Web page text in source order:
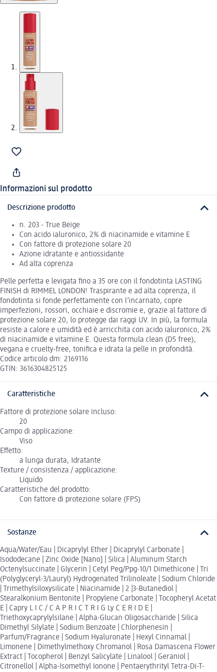
Informazioni sul prodotto
Descrizione prodotto
n. 203 - True Beige
Con acido ialuronico, 2% di niacinamide e vitamine E
Con fattore di protezione solare 20
Azione idratante e antiossidante
Ad alta coprenza
Pelle perfetta e levigata fino a 35 ore con il fondotinta LASTING
FINISH di RIMMEL LONDON! Traspirante e ad alta coprenza, il
fondotinta si fonde perfettamente con l’incarnato, copre
imperfezioni, rossori, occhiaie e discromie e, grazie al fattore di
protezione solare 20, lo protegge dai raggi UV. In più, la formula
resiste a calore e umidità ed è arricchita con acido ialuronico, 2%
di niacinamide e vitamine E. Questa formula clean (D5 free),
vegana e cruelty-free, tonifica e idrata la pelle in profondità.
Codice articolo dm: 2169116
GTIN: 3616304825125
Caratteristiche
Fattore di protezione solare incluso:
20
Campo di applicazione:
Viso
Effetto:
a lunga durata, Idratante
Texture / consistenza / applicazione:
Liquido
Caratteristiche del prodotto:
Con fattore di protezione solare (FPS)
Sostanze
Aqua/Water/Eau | Dicaprylyl Ether | Dicaprylyl Carbonate |
Isododecane | Zinc Oxide [Nano] | Silica | Aluminum Starch
Octenylsuccinate | Glycerin | Cetyl Peg/Ppg-10/1 Dimethicone | Tri
(Polyglyceryl-3/Lauryl) Hydrogenated Trilinoleate | Sodium Chloride
| Trimethylsiloxysilicate | Niacinamide | 2 |3-Butanediol |
Stearalkonium Bentonite | Propylene Carbonate | Tocopheryl Acetat
E | Capry L I C / C A P R I C T R I G Ly C E R I D E |
Triethoxycaprylylsilane | Alpha-Glucan Oligosaccharide | Silica
Dimethyl Silylate | Sodium Benzoate | Chlorphenesin |
Parfum/Fragrance | Sodium Hyaluronate | Hexyl Cinnamal |
Limonene | Dimethylmethoxy Chromanol | Rosa Damascena Flower
Extract | Tocopherol | Benzyl Salicylate | Linalool | Geraniol |
Citronellol | Alpha-Isomethyl Ionone | Pentaerythrityl Tetra-Di-T-